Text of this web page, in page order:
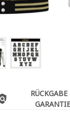
GARANTIE